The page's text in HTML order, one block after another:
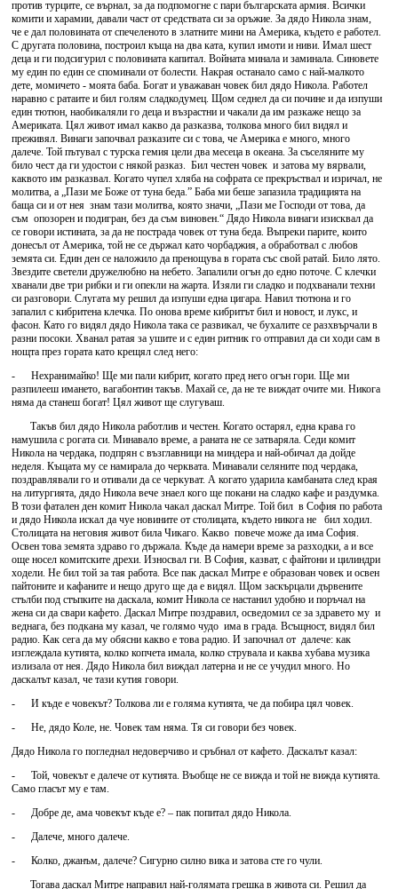
против турците, се върнал, за да подпомогне с пари българската армия. Всички
комити и харамии, давали част от средствата си за оръжие. За дядо Никола знам,
че е дал половината от спечеленото в златните мини на Америка, където е работел.
С другата половина, построил къща на два ката, купил имоти и ниви. Имал шест
деца и ги подсигурил с половината капитал. Войната минала и заминала. Синовете
му един по един се споминали от болести. Накрая останало само с най-малкото
дете, момичето - моята баба. Богат и уважаван човек бил дядо Никола. Работел
наравно с ратаите и бил голям сладкодумец. Щом седнел да си почине и да изпуши
един тютюн, наобикаляли го деца и възрастни и чакали да им разкаже нещо за
Америката. Цял живот имал какво да разказва, толкова много бил видял и
преживял. Винаги започвал разказите си с това, че Америка е много, много
далече. Той пътувал с турска гемия цели два месеца в океана. За съселяните му
било чест да ги удостои с някой разказ. Бил честен човек и затова му вярвали,
каквото им разказвал. Когато чупел хляба на софрата се прекръствал и изричал, не
молитва, а „Пази ме Боже от туна беда.” Баба ми беше запазила традицията на
баща си и от нея знам тази молитва, която значи, „Пази ме Господи от това, да
съм опозорен и подигран, без да съм виновен.“ Дядо Никола винаги изисквал да
се говори истината, за да не пострада човек от туна беда. Въпреки парите, които
донесъл от Америка, той не се държал като чорбаджия, а обработвал с любов
земята си. Един ден се наложило да пренощува в гората със свой ратай. Било лято.
Звездите светели дружелюбно на небето. Запалили огън до едно поточе. С клечки
хванали две три рибки и ги опекли на жарта. Изяли ги сладко и подхванали техни
си разговори. Слугата му решил да изпуши една цигара. Навил тютюна и го
запалил с кибритена клечка. По онова време кибритът бил и новост, и лукс, и
фасон. Като го видял дядо Никола така се развикал, че бухалите се разхвърчали в
разни посоки. Хванал ратая за ушите и с един ритник го отправил да си ходи сам в
нощта през гората като крещял след него:
- Нехранимайко! Ще ми пали кибрит, когато пред него огън гори. Ще ми
разпилееш имането, вагабонтин такъв. Махай се, да не те виждат очите ми. Никога
няма да станеш богат! Цял живот ще слугуваш.
Такъв бил дядо Никола работлив и честен. Когато остарял, една крава го
намушила с рогата си. Минавало време, а раната не се затваряла. Седи комит
Никола на чердака, подпрян с възглавници на миндера и най-обичал да дойде
неделя. Къщата му се намирала до черквата. Минавали селяните под чердака,
поздравлявали го и отивали да се черкуват. А когато ударила камбаната след края
на литургията, дядо Никола вече знаел кого ще покани на сладко кафе и раздумка.
В този фатален ден комит Никола чакал даскал Митре. Той бил в София по работа
и дядо Никола искал да чуе новините от столицата, където никога не бил ходил.
Столицата на неговия живот била Чикаго. Какво повече може да има София.
Освен това земята здраво го държала. Къде да намери време за разходки, а и все
още носел комитските дрехи. Износвал ги. В София, казват, с файтони и цилиндри
ходели. Не бил той за тая работа. Все пак даскал Митре е образован човек и освен
пайтоните и кафаните и нещо друго ще да е видял. Щом заскърцали дървените
стълби под стъпките на даскала, комит Никола се настанил удобно и поръчал на
жена си да свари кафето. Даскал Митре поздравил, осведомил се за здравето му и
веднага, без подкана му казал, че голямо чудо има в града. Всъщност, видял бил
радио. Как сега да му обясни какво е това радио. И започнал от далече: как
изглеждала кутията, колко копчета имала, колко струвала и каква хубава музика
излизала от нея. Дядо Никола бил виждал латерна и не се учудил много. Но
даскалът казал, че тази кутия говори.
- И къде е човекът? Толкова ли е голяма кутията, че да побира цял човек.
- Не, дядо Коле, не. Човек там няма. Тя си говори без човек.
Дядо Никола го погледнал недоверчиво и сръбнал от кафето. Даскалът казал:
- Той, човекът е далече от кутията. Въобще не се вижда и той не вижда кутията.
Само гласът му е там.
- Добре де, ама човекът къде е? – пак попитал дядо Никола.
- Далече, много далече.
- Колко, джанъм, далече? Сигурно силно вика и затова сте го чули.
Тогава даскал Митре направил най-голямата грешка в живота си. Решил да